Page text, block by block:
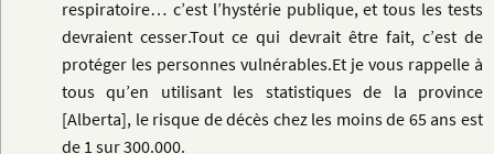
respiratoire… c’est l’hystérie publique, et tous les tests
devraient cesser.Tout ce qui devrait être fait, c’est de
protéger les personnes vulnérables.Et je vous rappelle à
tous qu’en utilisant les statistiques de la province
[Alberta], le risque de décès chez les moins de 65 ans est
de 1 sur 300.000.